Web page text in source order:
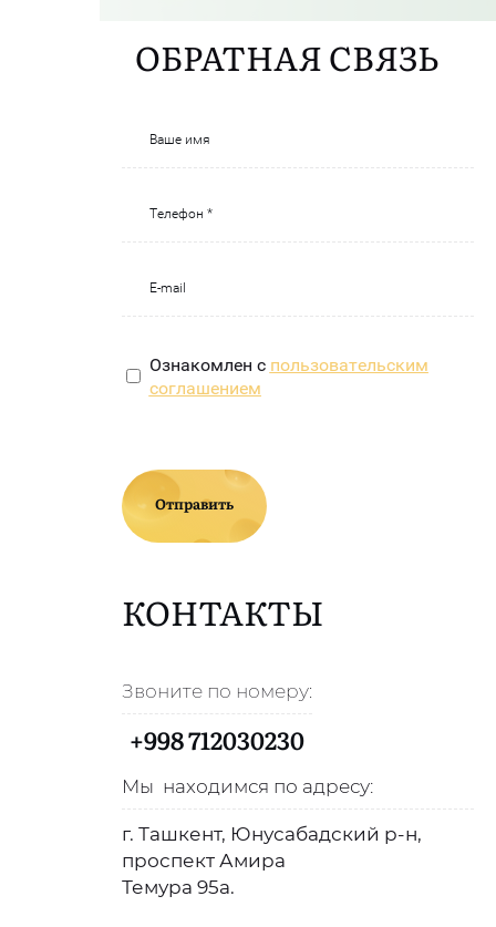
КОНТАКТЫ
Звоните по номеру:
+998 712030230
Мы находимся по адресу:
г. Ташкент, Юнусабадский р-н,
проспект Амира
Темура 95а.
ОБРАТНАЯ СВЯЗЬ
Ознакомлен с пользовательским
соглашением
Отправить